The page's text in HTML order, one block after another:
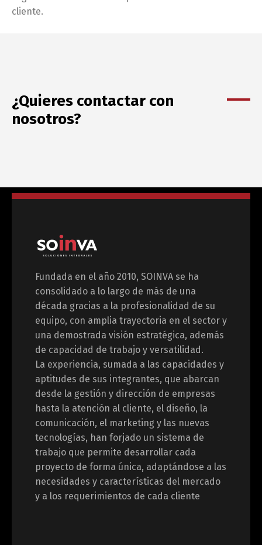
cliente.
¿Quieres contactar con
nosotros?
Fundada en el año 2010, SOINVA se ha
consolidado a lo largo de más de una
década gracias a la profesionalidad de su
equipo, con amplia trayectoria en el sector y
una demostrada visión estratégica, además
de capacidad de trabajo y versatilidad.
La experiencia, sumada a las capacidades y
aptitudes de sus integrantes, que abarcan
desde la gestión y dirección de empresas
hasta la atención al cliente, el diseño, la
comunicación, el marketing y las nuevas
tecnologías, han forjado un sistema de
trabajo que permite desarrollar cada
proyecto de forma única, adaptándose a las
necesidades y características del mercado
y a los requerimientos de cada cliente